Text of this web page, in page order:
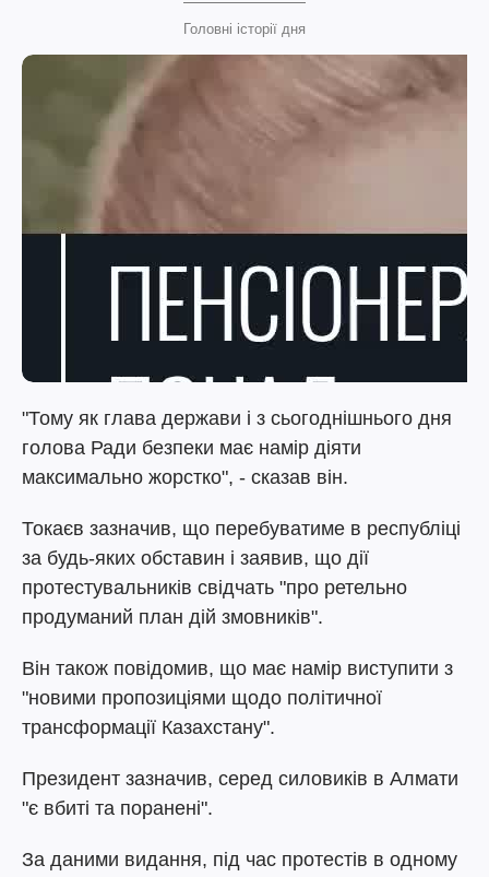
Головні історії дня
"Тому як глава держави і з сьогоднішнього дня
голова Ради безпеки має намір діяти
максимально жорстко", - сказав він.
Токаєв зазначив, що перебуватиме в республіці
за будь-яких обставин і заявив, що дії
протестувальників свідчать "про ретельно
продуманий план дій змовників".
Він також повідомив, що має намір виступити з
"новими пропозиціями щодо політичної
трансформації Казахстану".
Президент зазначив, серед силовиків в Алмати
"є вбиті та поранені".
За даними видання, під час протестів в одному